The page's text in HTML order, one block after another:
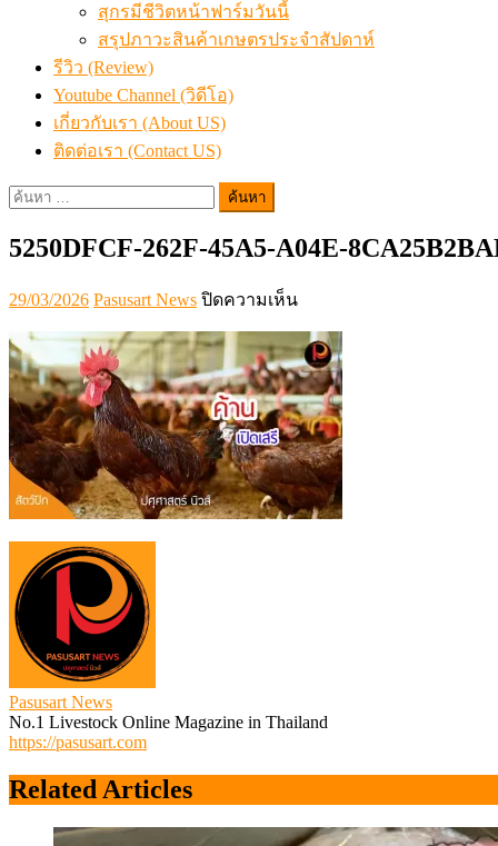
สุกรมีชีวิตหน้าฟาร์มวันนี้
สรุปภาวะสินค้าเกษตรประจำสัปดาห์
รีวิว (Review)
Youtube Channel (วิดีโอ)
เกี่ยวกับเรา (About US)
ติดต่อเรา (Contact US)
ค้นหา
5250DFCF-262F-45A5-A04E-
Posted
on
29/03/2026 Author
Pasusart News ปิดความเห็นบน
262F-
45A5-
A04E-
8CA25B2BAF5B
Pasusart News
No.1 Livestock Online Magazine in Thailand
https://pasusart.com
Related Articles